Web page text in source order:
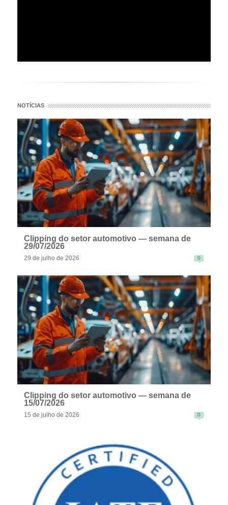
NOTÍCIAS
READ MORE
Clipping do setor automotivo — semana de
29/07/2026
29 de julho de 2026 0
Clipping do setor automotivo — semana de
15/07/2026
15 de julho de 2026 0